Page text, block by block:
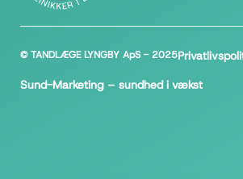
© TANDLÆGE LYNGBY ApS - 2025
Sund-Marketing – sundhed i vækst